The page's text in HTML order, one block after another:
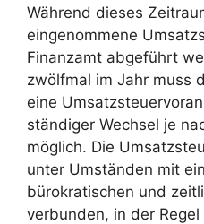
Während dieses
eingenommene
Finanzamt abgeführt
zwölfmal im Jahr muss
eine
ständiger Wechsel je
möglich. Die
unter Umständen mit
bürokratischen und
verbunden, in der